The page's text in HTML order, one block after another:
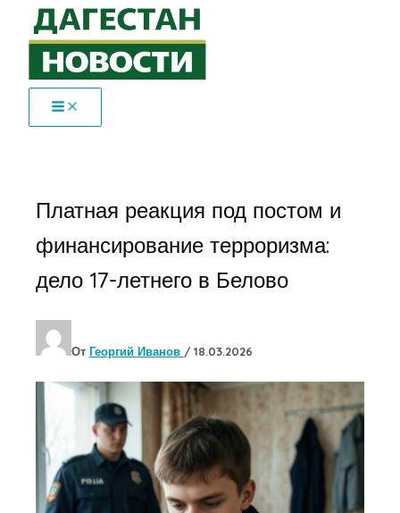
Перейти
содержимому
Платная реакция под постом и
финансирование терроризма:
дело 17-летнего в Белово
От Георгий Иванов / 18.03.2026